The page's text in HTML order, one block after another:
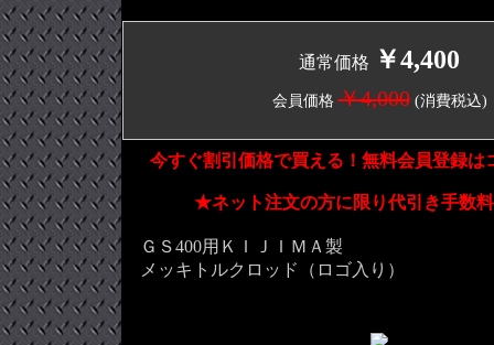
通常価格 ￥4,400
会員価格￥4,000(消費税込)
今すぐ割引価格で買える！無料会員登録は
★ネット注文の方に限り代引き手数
ＧＳ400用ＫＩＪＩＭＡ製
メッキトルクロッド（ロゴ入り）